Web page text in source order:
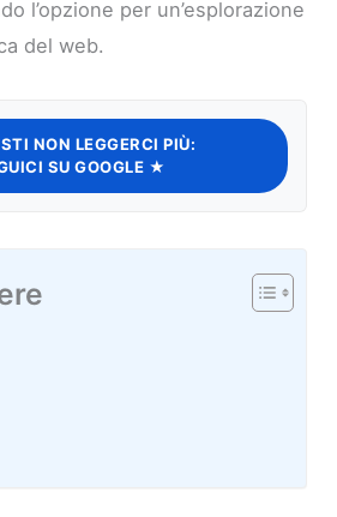
l’opzione per un’esplorazione
del web.
NON LEGGERCI PIÙ:
SU GOOGLE ★